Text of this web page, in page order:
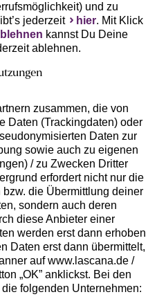
und zu
jederzeit
hier. Mit Klick
kannst Du Deine
ablehnen.
zusammen, die von
Daten (Trackingdaten) oder
Daten zur
sowie auch zu eigenen
/ zu Zwecken Dritter
erfordert nicht nur die
die Übermittlung deiner
sondern auch deren
diese Anbieter einer
werden erst dann erhoben
Daten erst dann übermittelt,
auf www.lascana.de /
„OK” anklickst. Bei den
folgenden Unternehmen: